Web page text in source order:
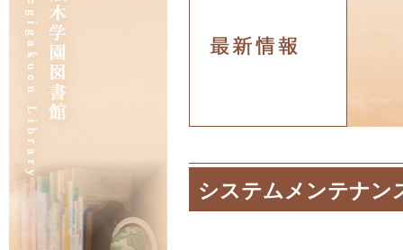
システムメンテナン